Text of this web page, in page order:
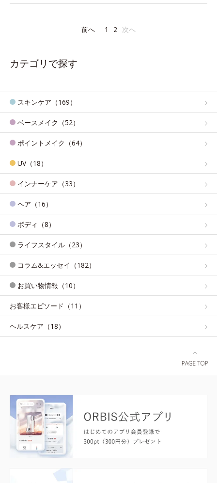
前へ 1 2 次へ
カテゴリで探す
スキンケア（169）
ベースメイク（52）
ポイントメイク（64）
UV（18）
インナーケア（33）
ヘア（16）
ボディ（8）
ライフスタイル（23）
コラム&エッセイ（182）
お買い物情報（10）
お客様エピソード（11）
ヘルスケア（18）